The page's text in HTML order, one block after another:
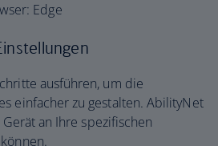
Edge
ausführen, um die
einfacher zu gestalten. AbilityNet
an Ihre spezifischen